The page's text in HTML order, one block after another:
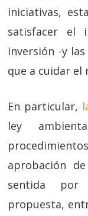
iniciativas,
satisfacer el
inversión -y
que a cuidar el
En particular,
ley
aprobación
sentida por
propuesta,